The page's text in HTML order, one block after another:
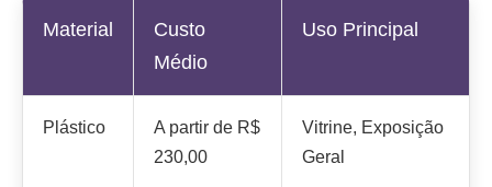
Material
Custo
Médio
Uso Principal
Plástico
A partir de R$
230,00
Vitrine, Exposição
Geral